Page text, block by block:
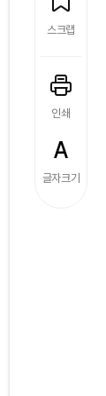
스크랩
인쇄
글자크기